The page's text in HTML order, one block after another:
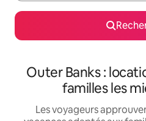
Outer Banks :
familles les
Les voyageurs